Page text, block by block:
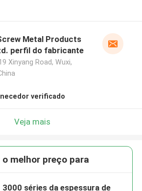
Metal Products
perfil do fabricante
Xinyang Road, Wuxi,
verificado
Veja mais
o melhor preço para
3000 séries da espessura de